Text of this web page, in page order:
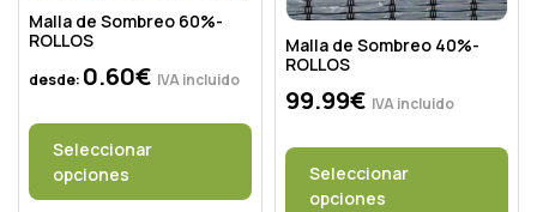
Malla de Sombreo 60%-
ROLLOS
desde: 0.60€ IVA incluido
Seleccionar
opciones
Malla de Sombreo 40%-
ROLLOS
99.99€ IVA incluido
Seleccionar
opciones